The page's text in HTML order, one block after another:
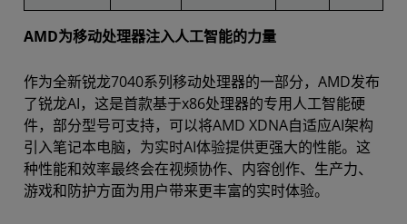
AMD为移动处理器注入人工智能的力量
作为全新锐龙7040系列移动处理器的一部分，AMD发布
了锐龙AI，这是首款基于x86处理器的专用人工智能硬
件，部分型号可支持，可以将AMD XDNA自适应AI架构
引入笔记本电脑，为实时AI体验提供更强大的性能。这
种性能和效率最终会在视频协作、内容创作、生产力、
游戏和防护方面为用户带来更丰富的实时体验。